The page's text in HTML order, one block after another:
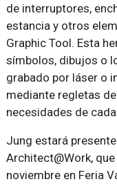
de interruptores,
estancia y otros
Graphic Tool. Esta
símbolos, dibujos o
grabado por láser o
mediante regletas
necesidades de
Jung estará
Architect@Work,
noviembre en Feria